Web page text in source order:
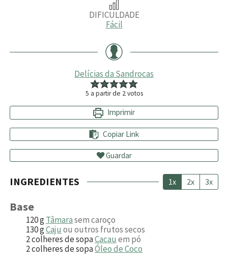
DIFICULDADE
Fácil
Delícias da Sandrocas
5 a partir de 2votos
Imprimir
Copiar Link
Guardar
INGREDIENTES 1x 2x 3x
Base
120gTâmarasem caroço
130gCaju ou outros frutos secos
2colheres de sopaCacau em pó
2colheres de sopaÓleo de Coco